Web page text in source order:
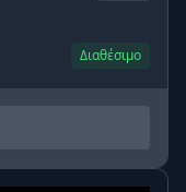
Διαθέσιμο